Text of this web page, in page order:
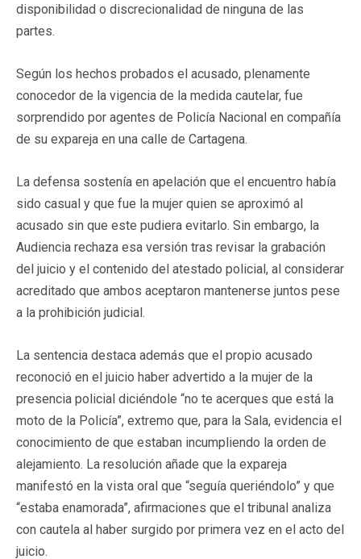
disponibilidad o discrecionalidad de ninguna de las
partes.
Según los hechos probados el acusado, plenamente
conocedor de la vigencia de la medida cautelar, fue
sorprendido por agentes de Policía Nacional en compañía
de su expareja en una calle de Cartagena.
La defensa sostenía en apelación que el encuentro había
sido casual y que fue la mujer quien se aproximó al
acusado sin que este pudiera evitarlo. Sin embargo, la
Audiencia rechaza esa versión tras revisar la grabación
del juicio y el contenido del atestado policial, al considerar
acreditado que ambos aceptaron mantenerse juntos pese
a la prohibición judicial.
La sentencia destaca además que el propio acusado
reconoció en el juicio haber advertido a la mujer de la
presencia policial diciéndole “no te acerques que está la
moto de la Policía”, extremo que, para la Sala, evidencia el
conocimiento de que estaban incumpliendo la orden de
alejamiento. La resolución añade que la expareja
manifestó en la vista oral que “seguía queriéndolo” y que
“estaba enamorada”, afirmaciones que el tribunal analiza
con cautela al haber surgido por primera vez en el acto del
juicio.